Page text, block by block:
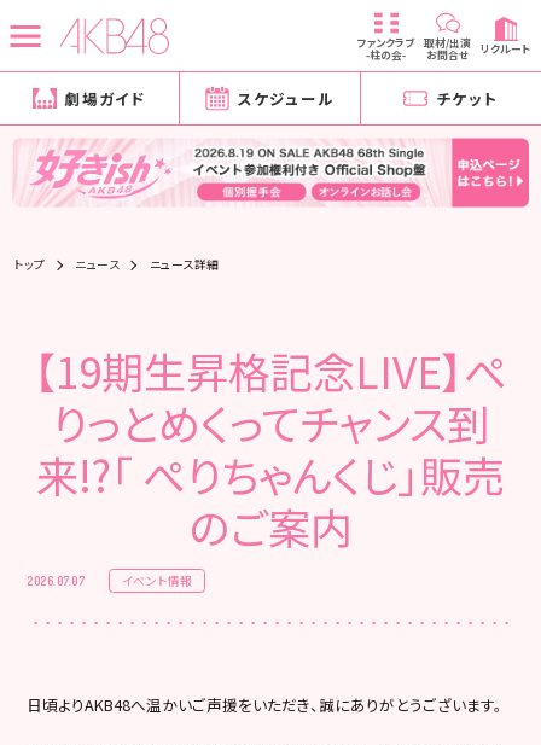
ファンクラブ
-柱の会-
取材/出演
お問合せ リクルート
劇場ガイド スケジュール チケット
トップ ニュース ニュース詳細
【19期生昇格記念LIVE】ぺ
りっとめくってチャンス到
来!?「 ぺりちゃんくじ」販売
のご案内
2026.07.07 イベント情報
日頃よりAKB48へ温かいご声援をいただき、誠にありがとうございます。